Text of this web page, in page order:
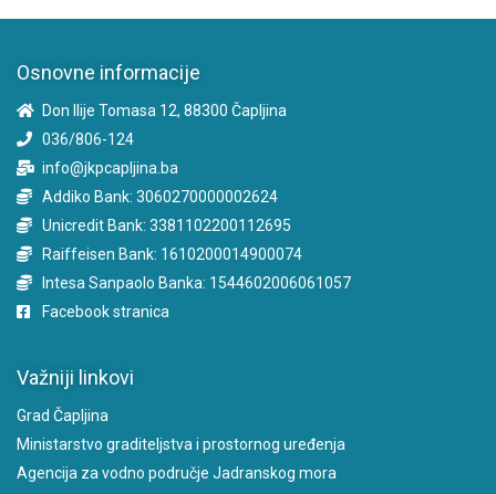
Osnovne informacije
Don Ilije Tomasa 12, 88300 Čapljina
036/806-124
info@jkpcapljina.ba
Addiko Bank: 3060270000002624
Unicredit Bank: 3381102200112695
Raiffeisen Bank: 1610200014900074
Intesa Sanpaolo Banka: 1544602006061057
Facebook stranica
Važniji linkovi
Grad Čapljina
Ministarstvo graditeljstva i prostornog uređenja
Agencija za vodno područje Jadranskog mora